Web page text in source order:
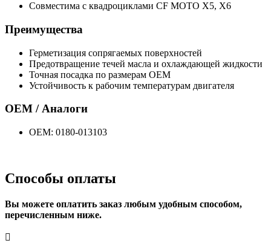
Совместима с квадроциклами CF MOTO X5, X6
Преимущества
Герметизация сопрягаемых поверхностей
Предотвращение течей масла и охлаждающей жидкости
Точная посадка по размерам OEM
Устойчивость к рабочим температурам двигателя
OEM / Аналоги
OEM: 0180-013103
Способы оплаты
Вы можете оплатить заказ любым удобным способом,
перечисленным ниже.